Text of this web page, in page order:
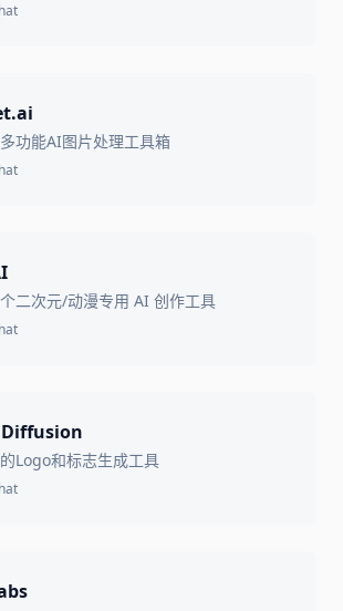
功能AI图片处理工具箱
二次元/动漫专用 AI 创作工具
Logo和标志生成工具